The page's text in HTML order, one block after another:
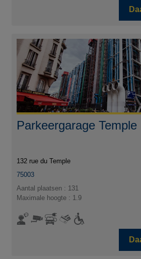
Parkeergarage Temple
132 rue du Temple
75003
Aantal plaatsen : 131
Maximale hoogte : 1.9